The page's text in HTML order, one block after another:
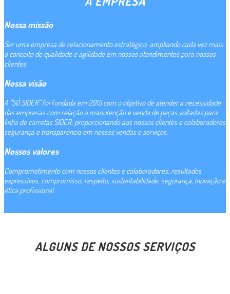
Nossa missão
Ser uma empresa de relacionamento estratégico, ampliando cada vez mais
o conceito de qualidade e agilidade em nossos atendimentos para nossos
clientes.
Nossa visão
A "SÓ SIDER" foi fundada em 2015 com o objetivo de atender a necessidade
das empresas com relação a manutenção e venda de peças voltadas para
linha de carretas SIDER, proporcionando aos nossos clientes e colaboradores
segurança e transparência em nossas vendas e serviços.
Nossos valores
Comprometimento com nossos clientes e colaboradores, resultados
expressivos, compromisso, respeito, sustentabilidade, segurança, inovação e
ética profissional.
ALGUNS DE NOSSOS SERVIÇOS